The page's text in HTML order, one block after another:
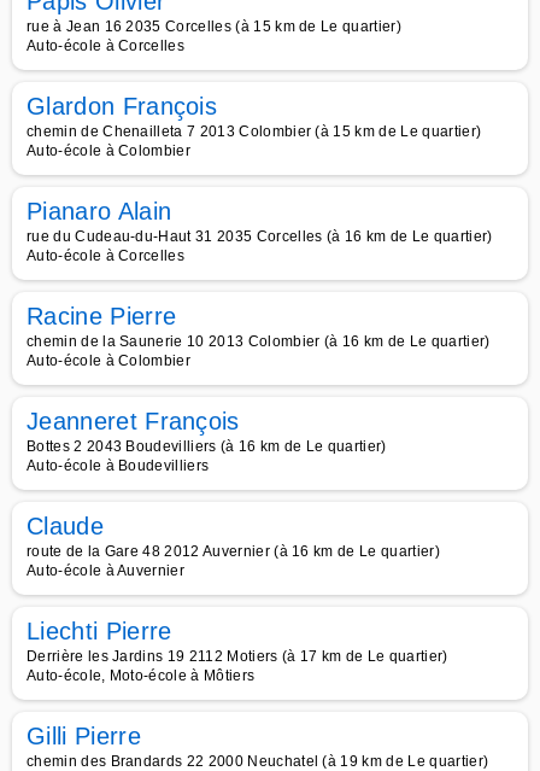
rue à Jean 16 2035 Corcelles (à 15 km de Le quartier)
Auto-école à Corcelles
Glardon François
chemin de Chenailleta 7 2013 Colombier (à 15 km de Le quartier)
Auto-école à Colombier
Pianaro Alain
rue du Cudeau-du-Haut 31 2035 Corcelles (à 16 km de Le quartier)
Auto-école à Corcelles
Racine Pierre
chemin de la Saunerie 10 2013 Colombier (à 16 km de Le quartier)
Auto-école à Colombier
Jeanneret François
Bottes 2 2043 Boudevilliers (à 16 km de Le quartier)
Auto-école à Boudevilliers
Claude
route de la Gare 48 2012 Auvernier (à 16 km de Le quartier)
Auto-école à Auvernier
Liechti Pierre
Derrière les Jardins 19 2112 Motiers (à 17 km de Le quartier)
Auto-école, Moto-école à Môtiers
Gilli Pierre
chemin des Brandards 22 2000 Neuchatel (à 19 km de Le quartier)